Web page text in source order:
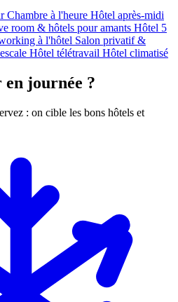
Chambre à l'heure Hôtel après-midi
room & hôtels pour amants Hôtel 5
à l'hôtel Salon privatif &
Hôtel télétravail Hôtel climatisé
journée ?
: on cible les bons hôtels et